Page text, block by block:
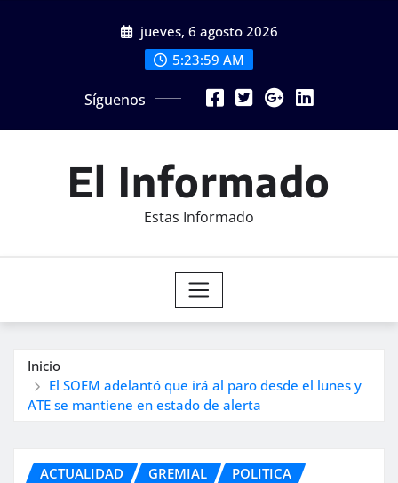
jueves, 6 agosto 2026
5:24:01 AM
Síguenos
El Informado
Estas Informado
Inicio
El SOEM adelantó que irá al paro desde el lunes y
ATE se mantiene en estado de alerta
ACTUALIDAD GREMIAL
POLITICA